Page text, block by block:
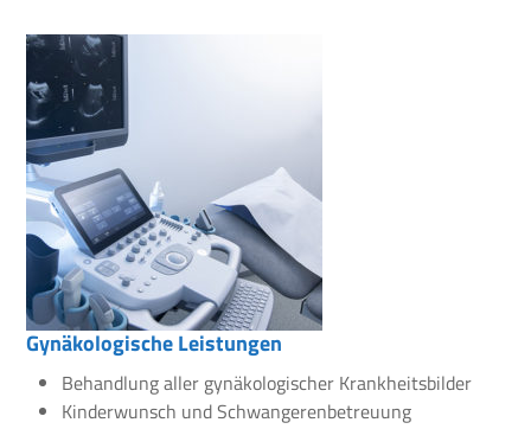
Gynäkologische Leistungen
Behandlung aller gynäkologischer Krankheitsbilder
Kinderwunsch und Schwangerenbetreuung